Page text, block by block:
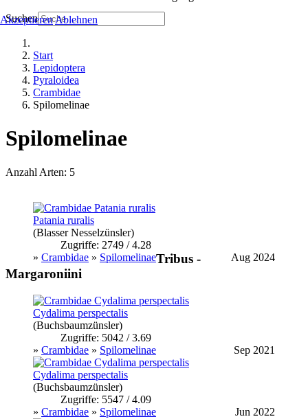
Suchen
Start
Lepidoptera
Pyraloidea
Crambidae
Spilomelinae
Spilomelinae
Anzahl Arten: 5
Patania ruralis
(Blasser Nesselzünsler)
Zugriffe: 2749 / 4.28
» Crambidae » Spilomelinae Aug 2024
Tribus -
Margaroniini
Cydalima perspectalis
(Buchsbaumzünsler)
Zugriffe: 5042 / 3.69
» Crambidae » Spilomelinae Sep 2021
Cydalima perspectalis
(Buchsbaumzünsler)
Zugriffe: 5547 / 4.09
» Crambidae » Spilomelinae Jun 2022
AkzeptierenAblehnen